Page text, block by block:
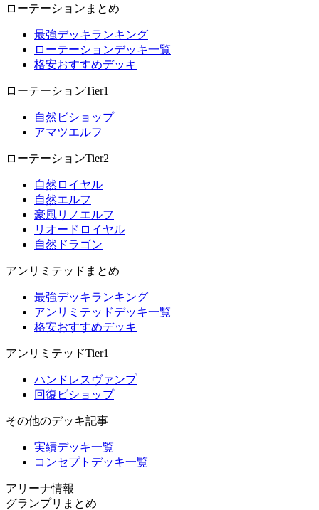
ローテーションまとめ
最強デッキランキング
ローテーションデッキ一覧
格安おすすめデッキ
ローテーションTier1
自然ビショップ
アマツエルフ
ローテーションTier2
自然ロイヤル
自然エルフ
豪風リノエルフ
リオードロイヤル
自然ドラゴン
アンリミテッドまとめ
最強デッキランキング
アンリミテッドデッキ一覧
格安おすすめデッキ
アンリミテッドTier1
ハンドレスヴァンプ
回復ビショップ
その他のデッキ記事
実績デッキ一覧
コンセプトデッキ一覧
アリーナ情報
グランプリまとめ